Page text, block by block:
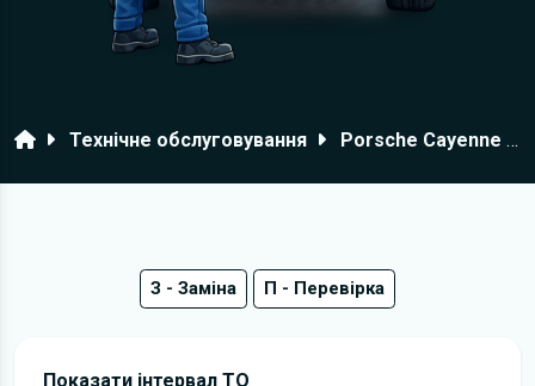
ГоловнаТехнічне обслуговування Porsche Cayenne S Diesel
З - Заміна П - Перевірка
Показати інтервал ТО